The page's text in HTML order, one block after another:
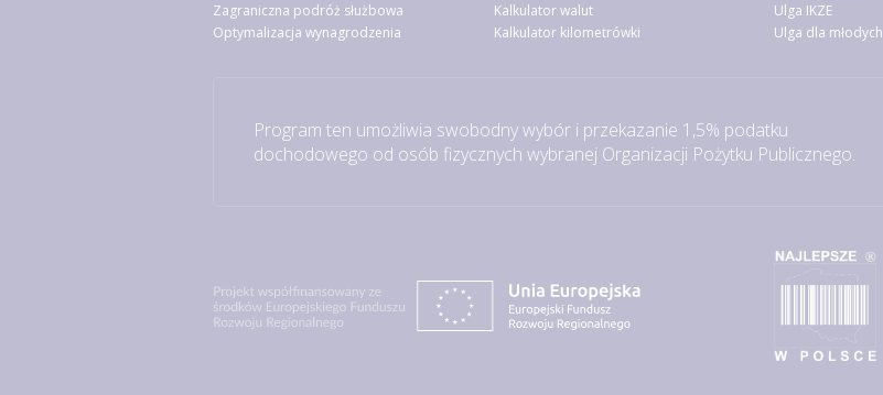
Zagraniczna podróż służbowa
Optymalizacja wynagrodzenia
Kalkulator walut
Kalkulator kilometrówki
Ulga IKZE
Ulga dla młodych
Program ten umożliwia swobodny wybór i przekazanie 1,5% podatku
dochodowego od osób fizycznych wybranej Organizacji Pożytku Publicznego.